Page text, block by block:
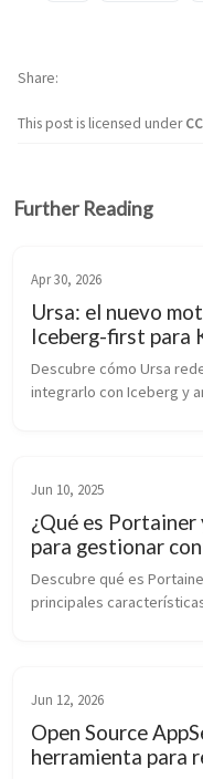
This post is licensed under
Share
Further Reading
Apr 30, 2026
Ursa: el nuevo
Iceberg-first para
Descubre cómo Ursa
integrarlo con Iceberg y
Jun 10, 2025
¿Qué es
para gestionar
Descubre qué es
principales
Jun 12, 2026
Open Source
herramienta para